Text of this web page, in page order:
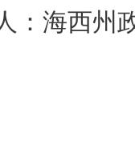
： 海西州